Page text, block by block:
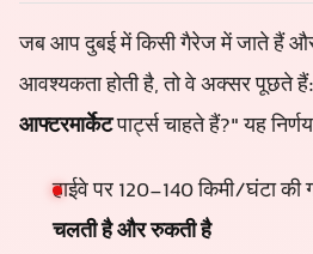
जब आप दुबई में किसी गैरेज में जाते हैं
आवश्यकता होती है, तो वे अक्सर पूछते
आफ्टरमार्केटपार्ट्स चाहते हैं?" यह
हाईवे पर 120-140 किमी/घंटा की
चलती है और रुकती है